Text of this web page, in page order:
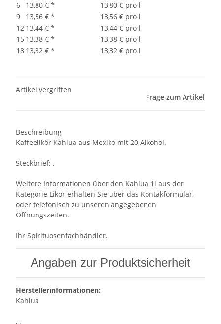
6
13,80 € *
13,80 € pro l
9
13,56 € *
13,56 € pro l
12 13,44 € *
13,44 € pro l
15 13,38 € *
13,38 € pro l
18 13,32 € * 13,32 € pro l
Artikel vergriffen
Frage zum Artikel
Beschreibung
Kaffeelikör Kahlua aus Mexiko mit 20 Alkohol.
Steckbrief: .
Weitere Informationen über den Kahlua 1l aus der
Kategorie Likör erhalten Sie über das Kontakformular,
oder telefonisch zu unseren angegebenen
Öffnungszeiten.
Ihr Spirituosenfachhändler.
Angaben zur Produktsicherheit
Herstellerinformationen:
Kahlua
, ,